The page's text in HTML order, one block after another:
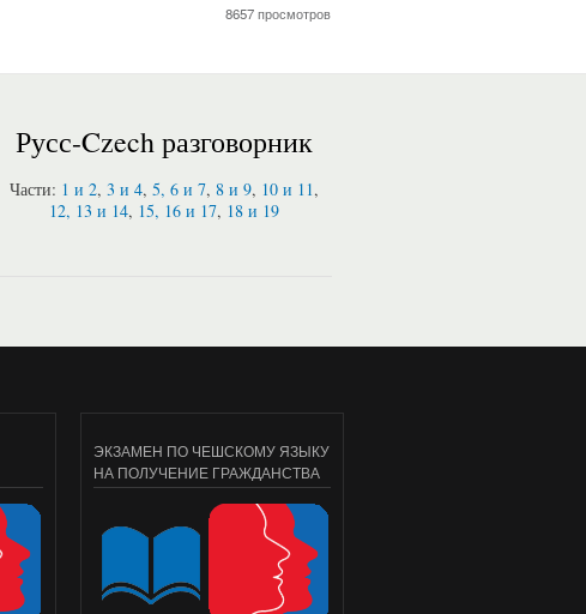
8657 просмотров
Русс-Czech разговорник
Части: 1 и 2, 3 и 4, 5, 6 и 7, 8 и 9, 10 и 11,
12, 13 и 14, 15, 16 и 17, 18 и 19
ЭКЗАМЕН ПО ЧЕШСКОМУ ЯЗЫКУ
НА ПОЛУЧЕНИЕ ГРАЖДАНСТВА